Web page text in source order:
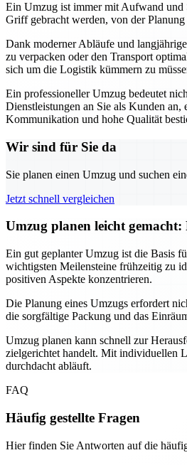
Ein Umzug ist immer mit Aufwand und
Griff gebracht werden, von der
Dank moderner Abläufe und
zu verpacken oder den Transport
sich um die Logistik kümmern zu
Ein professioneller Umzug bedeutet
Dienstleistungen an Sie als Kunden
Kommunikation und hohe Qualität
Wir sind für Sie da
Sie planen einen Umzug und suchen
Jetzt schnell vergleichen
Umzug planen leicht
Ein gut geplanter Umzug ist die Basis
wichtigsten Meilensteine frühzeitig zu
positiven Aspekte konzentrieren.
Die Planung eines Umzugs erfordert
die sorgfältige Packung und das
Umzug planen kann schnell zur
zielgerichtet handelt. Mit individuellen
durchdacht abläuft.
FAQ
Häufig gestellte Fragen
Hier finden Sie Antworten auf die